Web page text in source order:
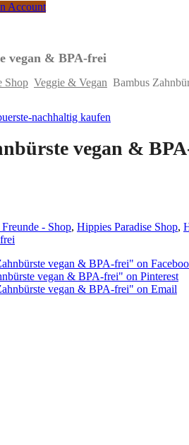
Account
vegan & BPA-frei
Shop Veggie & Vegan Bambus
vegan &
- Shop, Hippies Paradise Shop,
vegan & BPA-frei" on
vegan & BPA-frei" on Pinterest
vegan & BPA-frei" on Email